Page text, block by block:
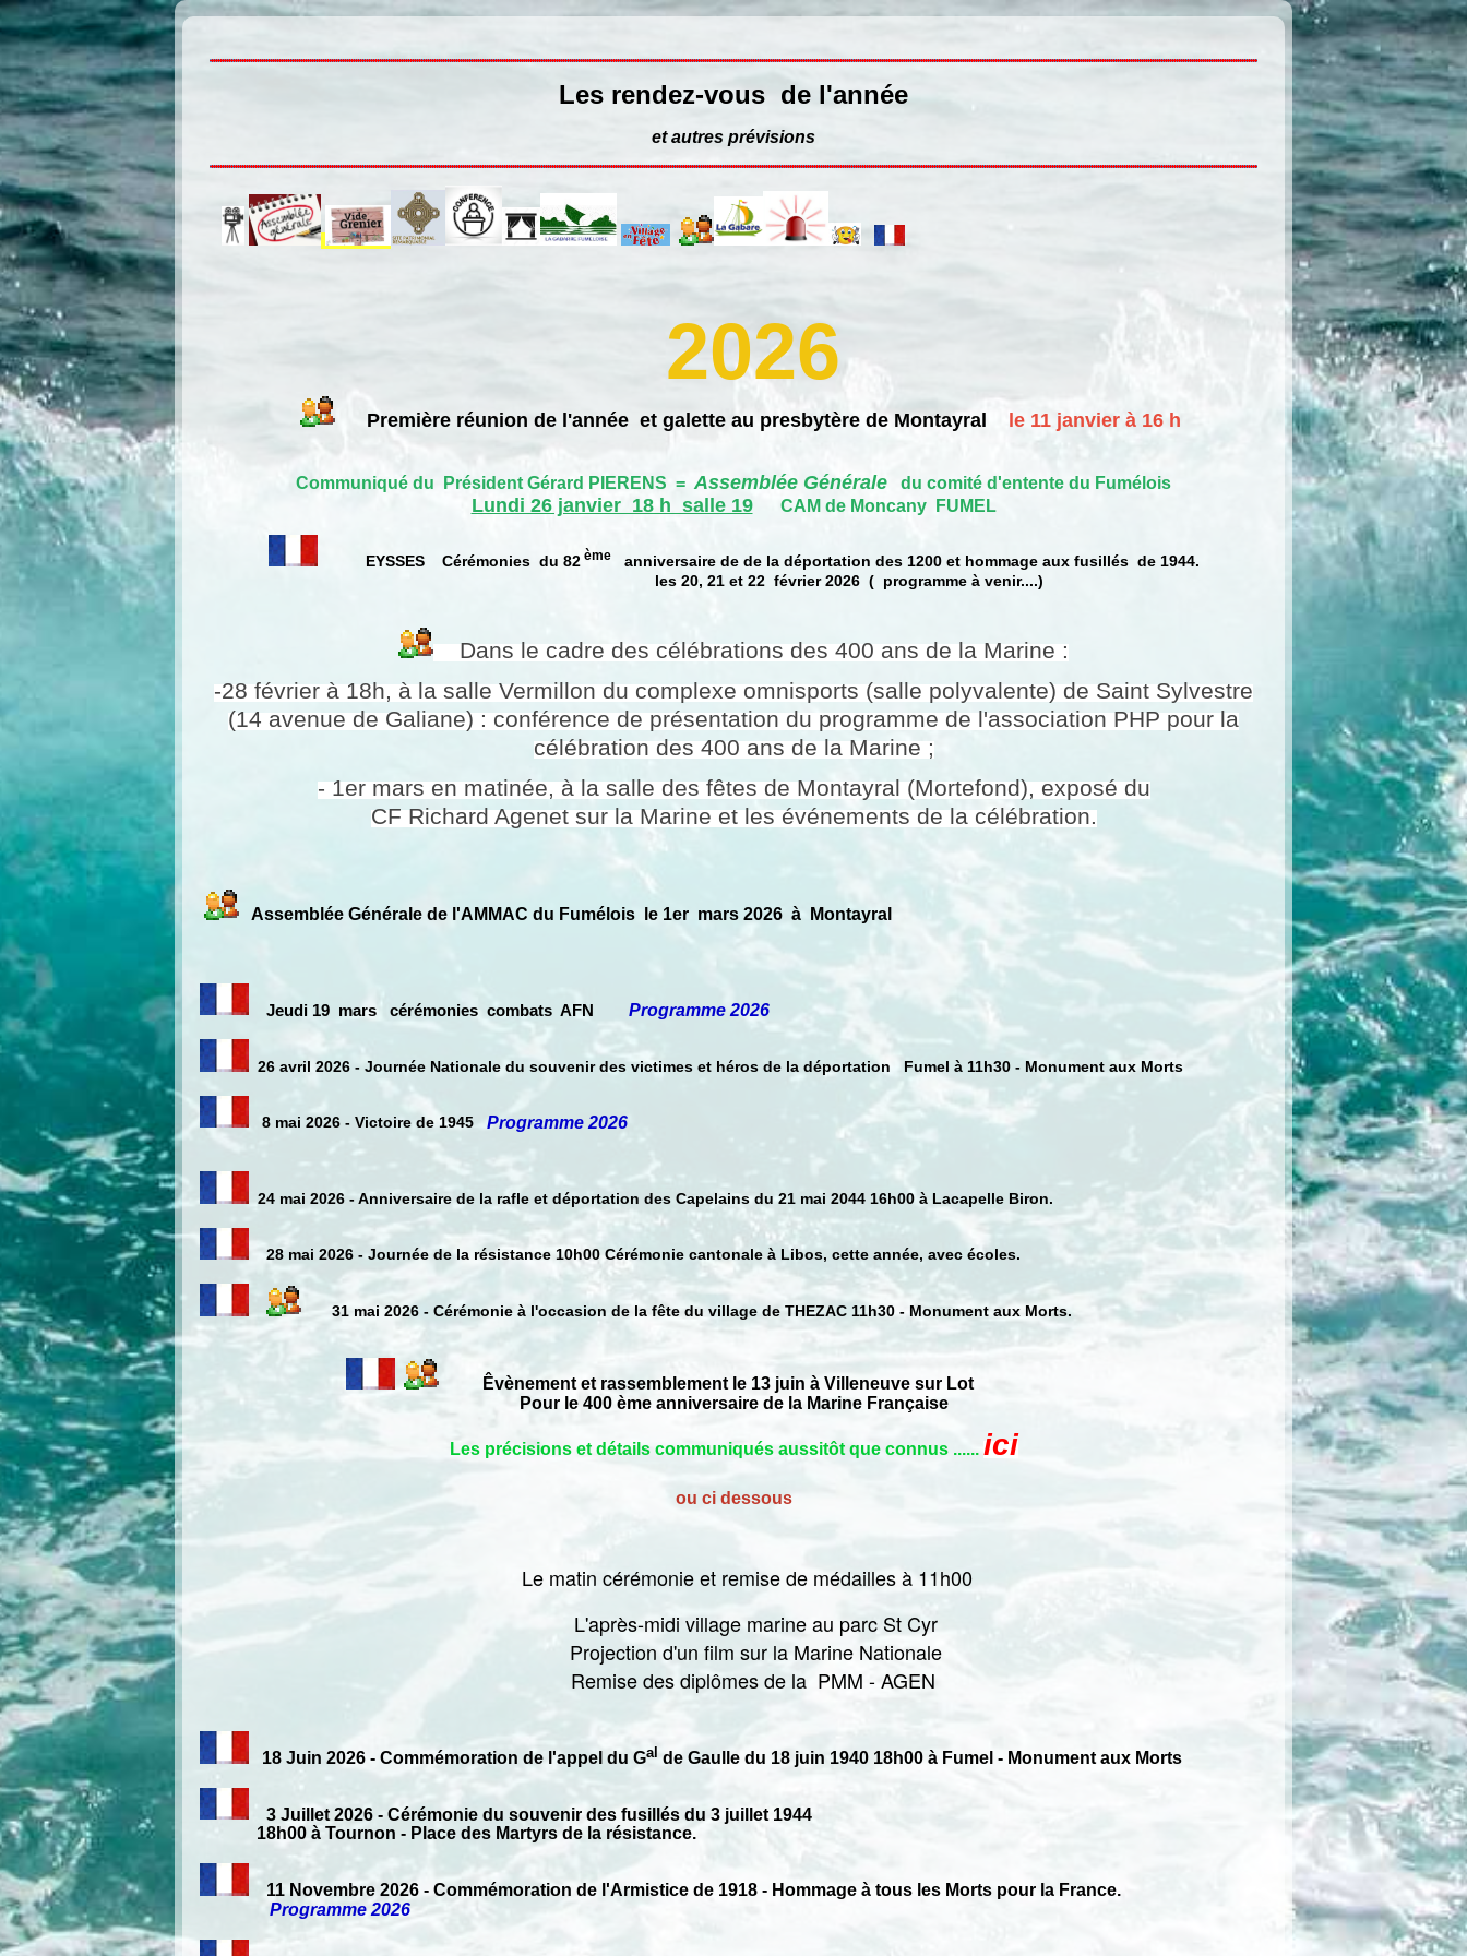
Les rendez-vous de l'année
et autres prévisions
2026
Première réunion de l'année et galette au presbytère de Montayral le 11 janvier à 16 h
Communiqué du Président Gérard PIERENS = Assemblée Générale du comité d'entente du Fumélois
Lundi 26 janvier 18 h salle 19 CAM de Moncany FUMEL
EYSSES Cérémonies du 82 èmeanniversaire de de la déportation des 1200 et hommage aux fusillés de 1944.
les 20, 21 et 22 février 2026 ( programme à venir....)
Dans le cadre des célébrations des 400 ans de la Marine :
-28 février à 18h, à la salle Vermillon du complexe omnisports (salle polyvalente) de Saint Sylvestre
(14 avenue de Galiane) : conférence de présentation du programme de l'association PHP pour la
célébration des 400 ans de la Marine ;
- 1er mars en matinée, à la salle des fêtes de Montayral (Mortefond), exposé du
CF Richard Agenet sur la Marine et les événements de la célébration.
Assemblée Générale de l'AMMAC du Fumélois le 1er mars 2026 à Montayral
Jeudi 19 mars cérémonies combats AFN Programme 2026
26 avril 2026 - Journée Nationale du souvenir des victimes et héros de la déportation Fumel à 11h30 - Monument aux Morts
8 mai 2026 - Victoire de 1945 Programme 2026
24 mai 2026 - Anniversaire de la rafle et déportation des Capelains du 21 mai 2044 16h00 à Lacapelle Biron.
28 mai 2026 - Journée de la résistance 10h00 Cérémonie cantonale à Libos, cette année, avec écoles.
31 mai 2026 - Cérémonie à l'occasion de la fête du village de THEZAC 11h30 - Monument aux Morts.
Êvènement et rassemblement le 13 juin à Villeneuve sur Lot
Pour le 400 ème anniversaire de la Marine Française
Les précisions et détails communiqués aussitôt que connus ...... ici
ou ci dessous
Le matin cérémonie et remise de médailles à 11h00
L'après-midi village marine au parc St Cyr
Projection d'un film sur la Marine Nationale
Remise des diplômes de la PMM - AGEN
18 Juin 2026 - Commémoration de l'appel du Gal de Gaulle du 18 juin 1940 18h00 à Fumel - Monument aux Morts
3 Juillet 2026 - Cérémonie du souvenir des fusillés du 3 juillet 1944
18h00 à Tournon - Place des Martyrs de la résistance.
11 Novembre 2026 - Commémoration de l'Armistice de 1918 - Hommage à tous les Morts pour la France.
Programme 2026